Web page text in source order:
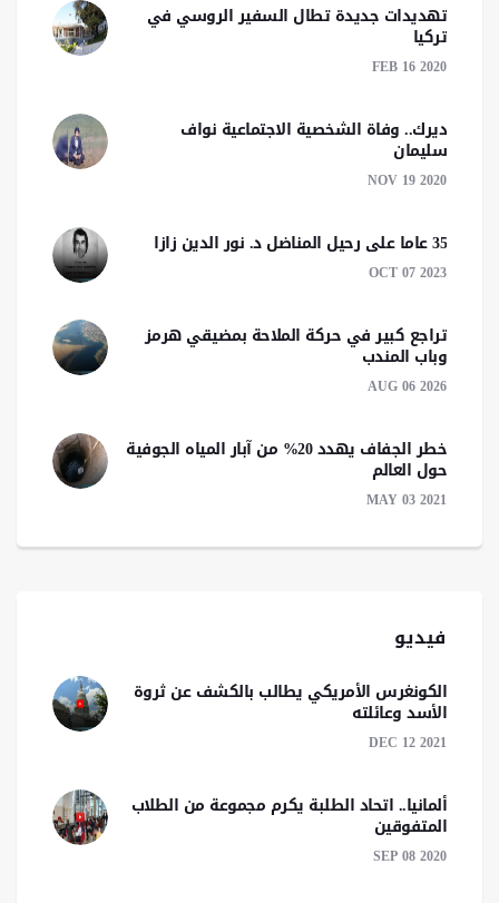
تهديدات جديدة تطال السفير الروسي في
تركيا
FEB 16 2020
ديرك.. وفاة الشخصية الاجتماعية نواف
سليمان
NOV 19 2020
35 عاما على رحيل المناضل د. نور الدين زازا
OCT 07 2023
تراجع كبير في حركة الملاحة بمضيقي هرمز
وباب المندب
AUG 06 2026
خطر الجفاف يهدد 20% من آبار المياه الجوفية
حول العالم
MAY 03 2021
فيديو
الكونغرس الأمريكي يطالب بالكشف عن ثروة
الأسد وعائلته
DEC 12 2021
ألمانيا.. اتحاد الطلبة يكرم مجموعة من الطلاب
المتفوقين
SEP 08 2020